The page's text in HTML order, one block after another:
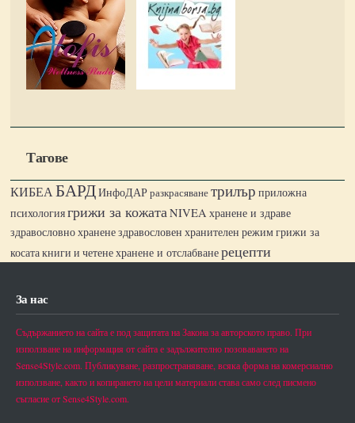
Тагове
КИБЕАБАРДИнфоДАРразкрасяванетрилър приложна
психологиягрижи за кожатаNIVEA хранене и здраве
здравословно храненездравословен хранителен режимгрижи за
косатакниги и четенехранене и отслабванерецепти
За нас
Съдържанието на сайта е под защитата на Закона за авторското право. При
използване на информация от сайта е задължително позоваването на
Sense4Style.com. Публикуване, разпространяване, всяка форма на комерсиално
използване, както и копирането на цели материали става само след писмено
съгласие от Sense4Style.com.